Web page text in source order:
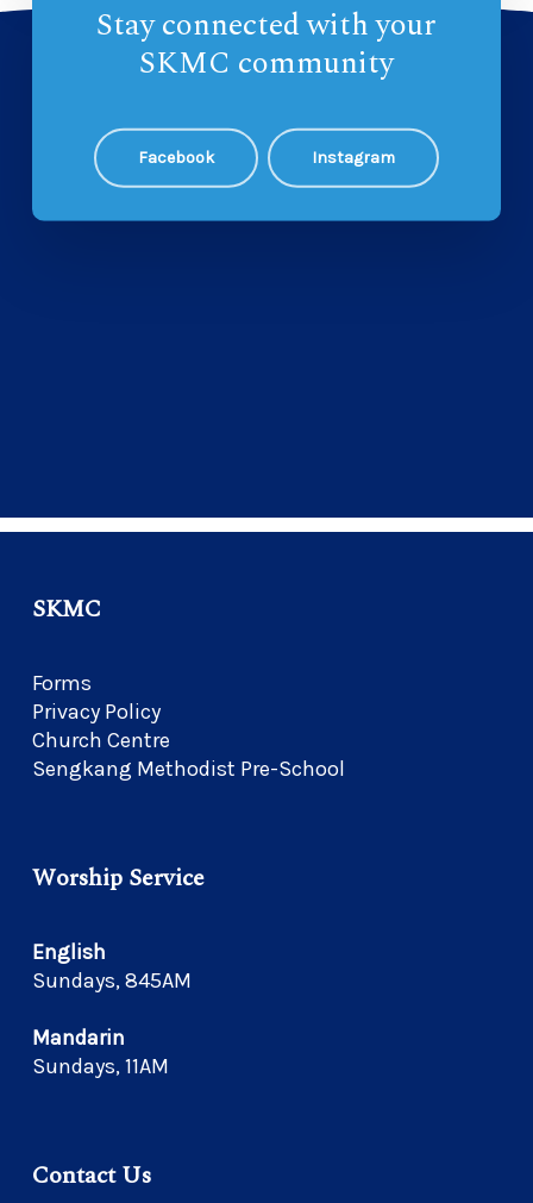
Stay connected with your
SKMC community
Facebook Instagram
SKMC
Forms
Privacy Policy
Church Centre
Sengkang Methodist Pre-School
Worship Service
English
Sundays, 845AM
Mandarin
Sundays, 11AM
Contact Us